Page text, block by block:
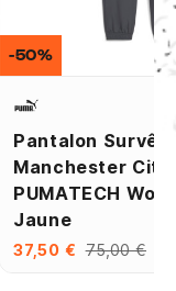
Pantalon
Manchester City
PUMATECH
Jaune
37,50 € 75,00 €
-50%